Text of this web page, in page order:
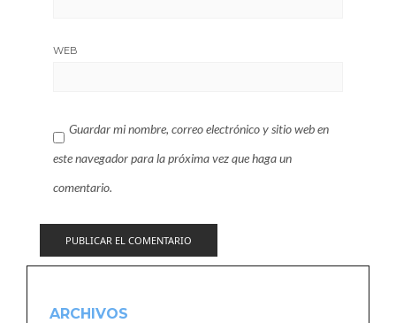
WEB
Guardar mi nombre, correo electrónico y sitio web en
este navegador para la próxima vez que haga un
comentario.
ARCHIVOS